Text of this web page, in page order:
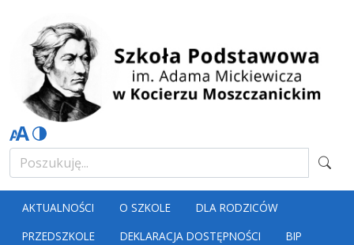
AKTUALNOŚCI O SZKOLE
DLA RODZICÓW
PRZEDSZKOLE
DEKLARACJA DOSTĘPNOŚCI
BIP